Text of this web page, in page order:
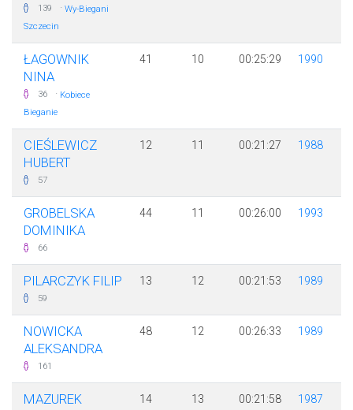
139 · Wy-Biegani
Szczecin
ŁAGOWNIK
NINA
36 · Kobiece
Bieganie
41 10 00:25:29 1990
CIEŚLEWICZ
HUBERT
57
12 11 00:21:27 1988
GROBELSKA
DOMINIKA
66
44 11 00:26:00 1993
PILARCZYK FILIP
59
13 12 00:21:53 1989
NOWICKA
ALEKSANDRA
161
48 12 00:26:33 1989
MAZUREK
14 13 00:21:58 1987